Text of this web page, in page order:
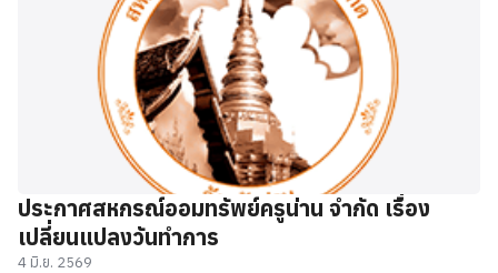
ประกาศสหกรณ์ออมทรัพย์ครูน่าน จำกัด เรื่อง
เปลี่ยนแปลงวันทำการ
4 มิ.ย. 2569